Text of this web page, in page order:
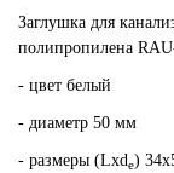
Заглушка для
полипропилена
- цвет белый
- диаметр 50 мм
- размеры (Lxde)